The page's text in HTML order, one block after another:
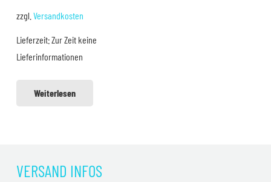
12,99 €9,99 €.
zzgl. Versandkosten
Lieferzeit:Zur Zeit keine
Lieferinformationen
Weiterlesen
VERSAND INFOS